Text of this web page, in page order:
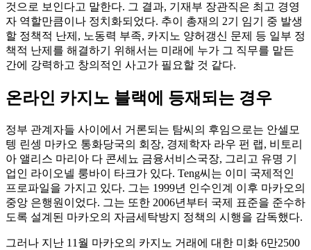
것으로 보인다고 말한다. 그 결과, 기재부 장관직은 최고 경영
자 역할만큼이나 정치화되었다. 추이 총재의 2기 임기 중 발생
할 정책적 난제, 노동력 부족, 카지노 양허갱신 문제 등 일부 정
책적 난제를 해결하기 위해서는 미래에 누가 그 직무를 맡든
간에 강력하고 창의적인 사고가 필요할 것 같다.
온라인 카지노 블랙에 등재되는 경우
정부 관계자들 사이에서 거론되는 탐씨의 후임으로는 안셀모
텡 린셍 마카오 통화당국의 회장, 경제학자 라우 펀 랩, 비토리
아 앨리스 마리아 다 콘세뇨 금융서비스국장, 그리고 유명 기
업인 라이오넬 룽바이 타크가 있다. Teng씨는 이미 국제적인
프로파일을 가지고 있다. 그는 1999년 인수인계 이후 마카오의
중앙 은행원이었다. 그는 또한 2006년부터 국제 표준을 준수하
도록 설계된 마카오의 자금세탁방지 정책의 시행을 감독했다.
그러나 지난 11월 마카오의 카지노 거래에 대한 미화 6만2500